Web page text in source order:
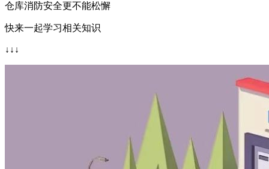
仓库消防安全更不能松懈
快来一起学习相关知识
↓↓↓